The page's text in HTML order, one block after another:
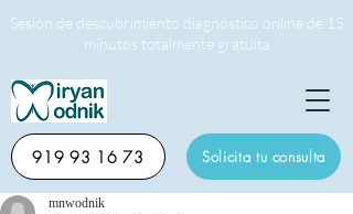
Solicita tu consulta
919 93 16 73
Sesión de descubrimiento diagnóstico online de 15
minutos totalmente gratuita
mnwodnik